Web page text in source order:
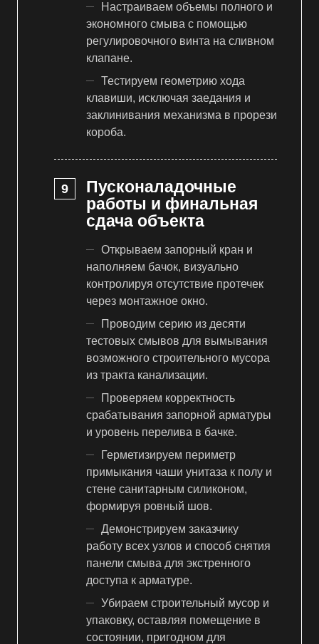
Настраиваем объемы полного и
экономного смыва с помощью
регулировочного винта на сливном
клапане.
Тестируем геометрию хода
клавиши, исключая заедания и
заклинивания механизма в прорези
короба.
Пусконаладочные
работы и финальная
сдача объекта
Открываем запорный кран и
наполняем бачок, визуально
контролируя отсутствие протечек
через монтажное окно.
Проводим серию из десяти
тестовых смывов для вымывания
возможного строительного мусора
из тракта канализации.
Проверяем корректность
срабатывания запорной арматуры
и уровень перелива в бачке.
Герметизируем периметр
примыкания чаши унитаза к полу и
стене санитарным силиконом,
формируя ровный шов.
Демонстрируем заказчику
работу всех узлов и способ снятия
панели смыва для экстренного
доступа к арматуре.
Убираем строительный мусор и
упаковку, оставляя помещение в
состоянии, пригодном для